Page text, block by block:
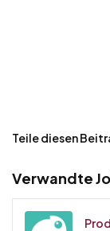
Teile diesen
Verwandte